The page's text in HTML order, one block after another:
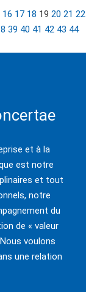
16 17 18 19 20 21 22
39 40 41 42 43 44
et à la
est notre
et tout
notre
du
de « valeur
voulons
une relation